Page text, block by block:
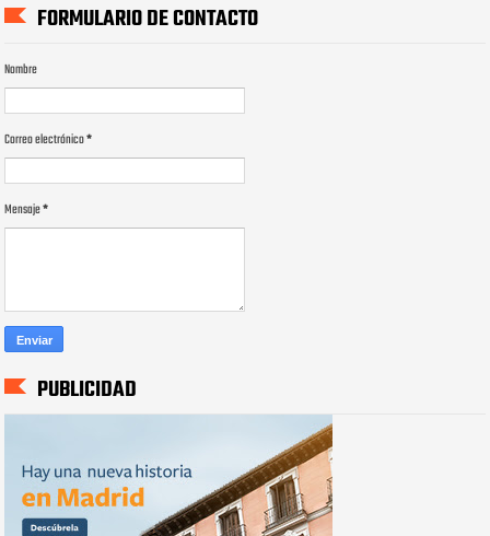
FORMULARIO DE CONTACTO
Nombre
Correo electrónico*
Mensaje*
PUBLICIDAD